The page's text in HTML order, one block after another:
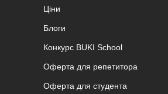
Ціни
Блоги
Конкурс BUKI School
Оферта для репетитора
Оферта для студента